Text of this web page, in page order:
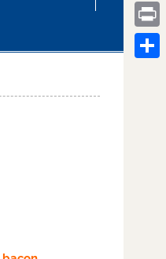
Mail
Print